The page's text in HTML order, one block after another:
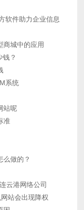
软件助力企业信息
商城中的应用
钱？
系统
站呢
准
么做的？
云港网络公司
站会出现降权